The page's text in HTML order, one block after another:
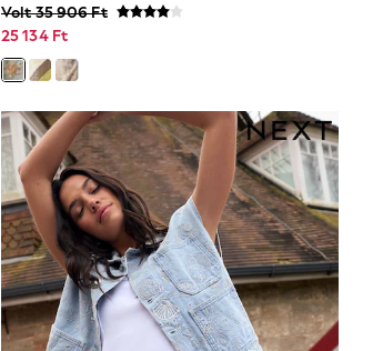
Volt 35 906 Ft
25 134 Ft